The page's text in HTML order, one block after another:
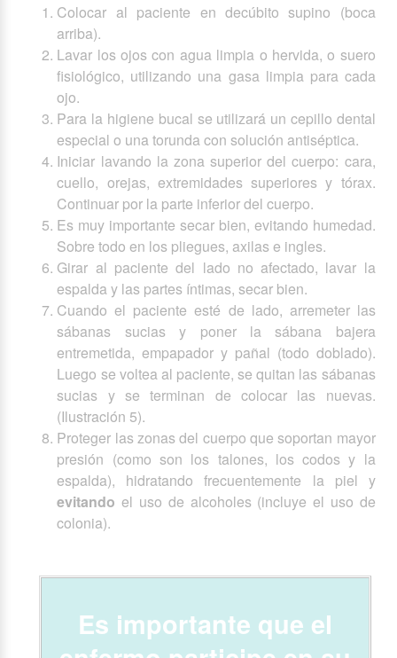
Colocar al paciente en decúbito supino (boca
arriba).
Lavar los ojos con agua limpia o hervida, o suero
fisiológico, utilizando una gasa limpia para cada
ojo.
Para la higiene bucal se utilizará un cepillo dental
especial o una torunda con solución antiséptica.
Iniciar lavando la zona superior del cuerpo: cara,
cuello, orejas, extremidades superiores y tórax.
Continuar por la parte inferior del cuerpo.
Es muy importante secar bien, evitando humedad.
Sobre todo en los pliegues, axilas e ingles.
Girar al paciente del lado no afectado, lavar la
espalda y las partes íntimas, secar bien.
Cuando el paciente esté de lado, arremeter las
sábanas sucias y poner la sábana bajera
entremetida, empapador y pañal (todo doblado).
Luego se voltea al paciente, se quitan las sábanas
sucias y se terminan de colocar las nuevas.
(Ilustración 5).
Proteger las zonas del cuerpo que soportan mayor
presión (como son los talones, los codos y la
espalda), hidratando frecuentemente la piel y
evitandoel uso de alcoholes (incluye el uso de
colonia).
Es importante que el